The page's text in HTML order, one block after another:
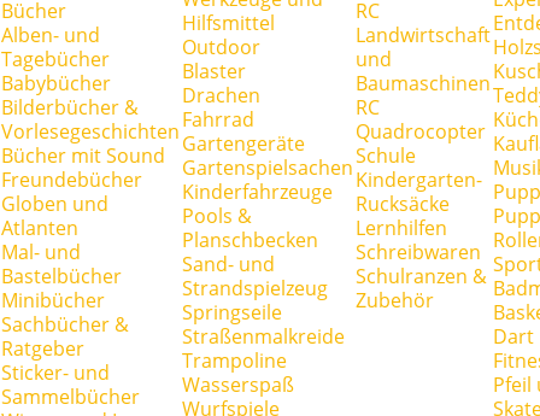
Bücher
Alben- und
Tagebücher
Babybücher
Bilderbücher &
Vorlesegeschichten
Bücher mit Sound
Freundebücher
Globen und
Atlanten
Mal- und
Bastelbücher
Minibücher
Sachbücher &
Ratgeber
Sticker- und
Sammelbücher
Hilfsmittel
Outdoor
Blaster
Drachen
Fahrrad
Gartengeräte
Gartenspielsachen
Kinderfahrzeuge
Pools &
Planschbecken
Sand- und
Strandspielzeug
Springseile
Straßenmalkreide
Trampoline
Wasserspaß
Wurfspiele
RC
Landwirtschaft
und
Baumaschinen
RC
Quadrocopter
Schule
Kindergarten-
Rucksäcke
Lernhilfen
Schreibwaren
Schulranzen &
Zubehör
Dart
Pfeil